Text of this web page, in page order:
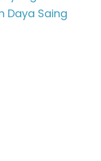
Daya Saing